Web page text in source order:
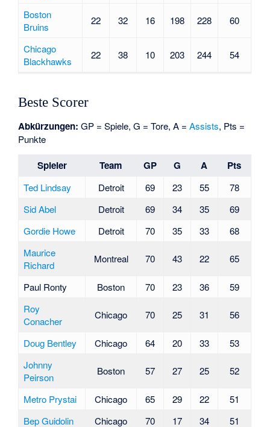
Boston
Bruins
22 32 16 198 228 60
Chicago
Blackhawks
22 38 10 203 244 54
Beste Scorer
Abkürzungen: GP = Spiele, G = Tore, A =Assists, Pts =
Punkte
Spieler Team GP G A Pts
Ted Lindsay Detroit 69 23 55
78
Sid Abel
Detroit 69 34 35
69
Gordie Howe
Detroit 70 35 33
68
Maurice
Richard
Montreal 70 43 22 65
Paul Ronty Boston 70 23 36
59
Roy
Conacher
Chicago 70 25 31 56
Doug Bentley Chicago 64 20 33
53
Johnny
Peirson
Boston 57 27 25 52
Metro Prystai Chicago 65 29 22
51
Bep Guidolin
Chicago 70 17 34 51